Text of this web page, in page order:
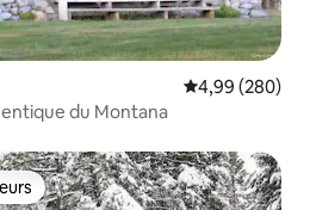
Évaluation
4,99 (280)
du Montana
les plus appréciés